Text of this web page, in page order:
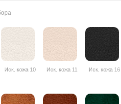
Иск. кожа 10 Иск. кожа 11 Иск. кожа 16